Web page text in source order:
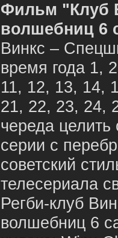
Фильм "Клуб
волшебниц 6
Винкс –
время года 1,
11, 12, 13, 14,
21, 22, 23, 24,
череда
серии с
советский
телесериала
Регби-клуб
волшебниц 6